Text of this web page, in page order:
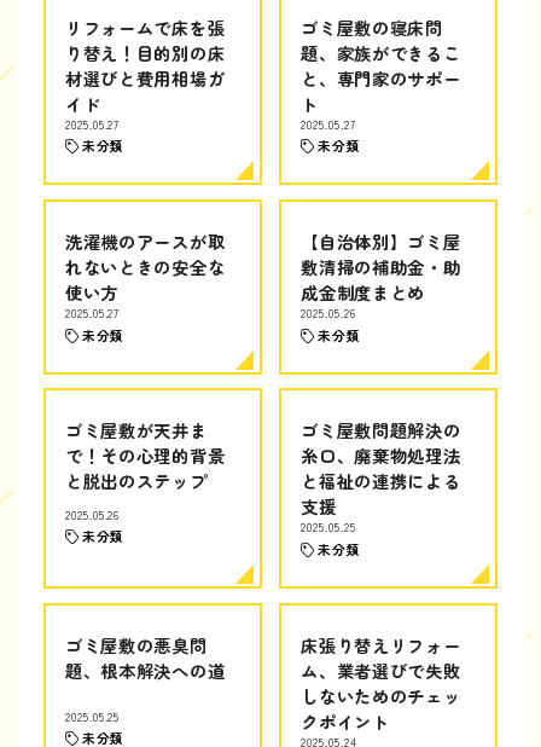
リフォームで床を張
り替え！目的別の床
材選びと費用相場ガ
イド
2025.05.27
未分類
ゴミ屋敷の寝床問
題、家族ができるこ
と、専門家のサポー
ト
2025.05.27
未分類
洗濯機のアースが取
れないときの安全な
使い方
2025.05.27
未分類
【自治体別】ゴミ屋
敷清掃の補助金・助
成金制度まとめ
2025.05.26
未分類
ゴミ屋敷が天井ま
で！その心理的背景
と脱出のステップ
2025.05.26
未分類
ゴミ屋敷問題解決の
糸口、廃棄物処理法
と福祉の連携による
支援
2025.05.25
未分類
ゴミ屋敷の悪臭問
題、根本解決への道
2025.05.25
未分類
床張り替えリフォー
ム、業者選びで失敗
しないためのチェッ
クポイント
2025.05.24